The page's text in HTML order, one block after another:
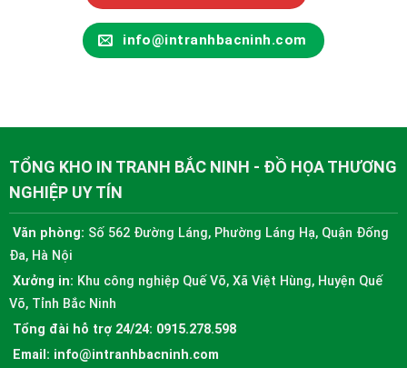
info@intranhbacninh.com
TỔNG KHO IN TRANH BẮC NINH - ĐỒ HỌA THƯƠNG
NGHIỆP UY TÍN
Văn phòng: Số 562 Đường Láng, Phường Láng Hạ, Quận Đống
Đa, Hà Nội
Xưởng in: Khu công nghiệp Quế Võ, Xã Việt Hùng, Huyện Quế
Võ, Tỉnh Bắc Ninh
Tổng đài hỗ trợ 24/24: 0915.278.598
Email: info@intranhbacninh.com